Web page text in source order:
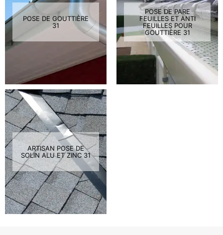
POSE DE GOUTTIÈRE
31
POSE DE PARE
FEUILLES ET ANTI
FEUILLES POUR
GOUTTIÈRE 31
ARTISAN POSE DE
SOLIN ALU ET ZINC 31